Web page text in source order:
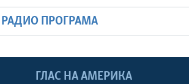
РАДИО ПРОГРАМА
ГЛАС НА АМЕРИКА